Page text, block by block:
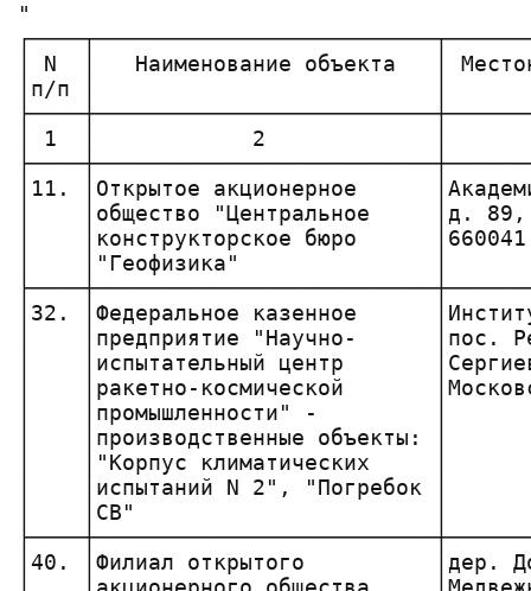
"
│ N  │   Наименование объекта   │
│п/п │                          │
│ 1  │            2             │
│11. │Открытое акционерное
│    │общество "Центральное     │д.
│    │конструкторское бюро
│    │"Геофизика"
│32. │Федеральное казенное
│    │предприятие "Научно-
│    │испытательный центр
│    │ракетно-космической
│    │промышленности" -
│    │производственные
│    │"Корпус
│    │испытаний N 2",
│    │СВ"                       │
│40. │Филиал открытого          │дер.